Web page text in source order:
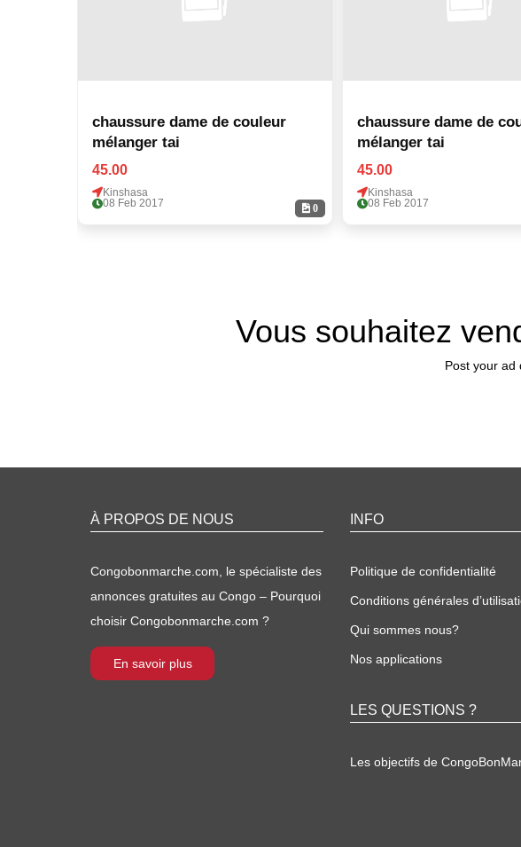
0
chaussure dame de couleur
mélanger tai
45.00
Kinshasa
08 Feb 2017
chaussure dame de
mélanger tai
45.00
Kinshasa
08 Feb 2017
Vous souhaitez
Post your ad
À PROPOS DE NOUS
Congobonmarche.com, le spécialiste des
annonces gratuites au Congo – Pourquoi
choisir Congobonmarche.com ?
En savoir plus
INFO
Politique de confidentialité
Conditions générales
Qui sommes nous?
Nos applications
LES QUESTIONS ?
Les objectifs de